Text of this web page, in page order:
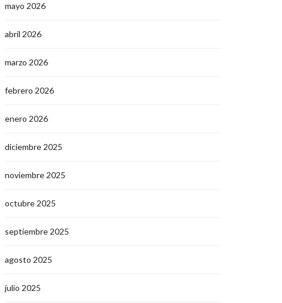
mayo 2026
abril 2026
marzo 2026
febrero 2026
enero 2026
diciembre 2025
noviembre 2025
octubre 2025
septiembre 2025
agosto 2025
julio 2025